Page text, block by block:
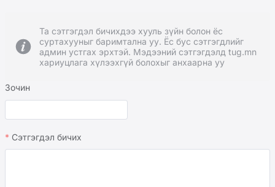
Та сэтгэгдэл бичихдээ хууль зүйн болон ёс
суртахууныг баримтална уу. Ёс бус сэтгэгдлийг
админ устгах эрхтэй. Мэдээний сэтгэгдэлд tug.mn
хариуцлага хүлээхгүй болохыг анхаарна уу
Зочин
Сэтгэгдэл бичих